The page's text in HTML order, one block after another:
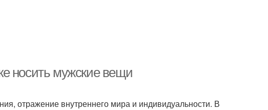
носить мужские вещи
отражение внутреннего мира и индивидуальности. В